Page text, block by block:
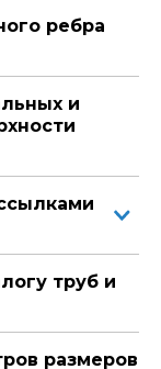
ребра
и
труб и
размеров